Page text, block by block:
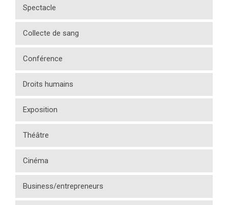
Spectacle
Collecte de sang
Conférence
Droits humains
Exposition
Théâtre
Cinéma
Business/entrepreneurs